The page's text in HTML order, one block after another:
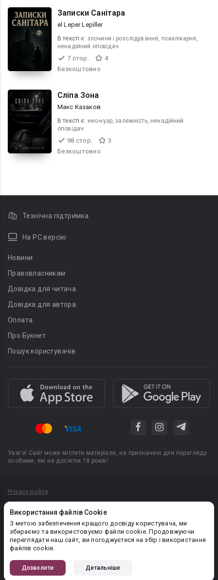
Записки Санітара
el Leper Lepiller
В текcті є: злочини і розслідування, психлікарня,
ненадійний оповідач
7 стор.
4
Безкоштовно
Сліпа Зона
Макс Казаков
В текcті є: нео-нуар, залежність, ненадійний
оповідач
98 стор.
3
Безкоштовно
Використання файлів Cookie
З метою забезпечення кращого досвіду користувача, ми
збираємо та використовуємо файли cookie. Продовжуючи
переглядати наш сайт, ви погоджуєтеся на збір і використання
файлів cookie.
Дозволити Детальніше
Технічна підтримка
На PC версію
Новини
Правовласникам
Довідка для читача
Довідка для автора
Оплата
Про Букнет
Пошук користувачів
Увага! Сайт може містити матеріали, не призначені для перегляду
особами, які не досягли 18 років!
Privacy policy
Політика конфіденційності
Правила публікації авторського контенту
PR-вiддiл: pr@booknet.com
© 2026 Booknet. Всі права захищено.